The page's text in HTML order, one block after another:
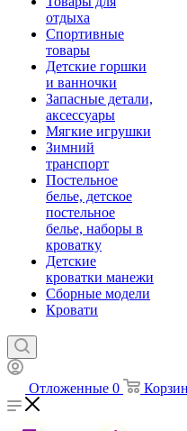
отдыха
Спортивные
товары
Детские горшки
и ванночки
Запасные детали,
аксессуары
Мягкие игрушки
Зимний
транспорт
Постельное
белье, детское
постельное
белье, наборы в
кроватку
Детские
кроватки манежи
Сборные модели
Кровати
Отложенные 0